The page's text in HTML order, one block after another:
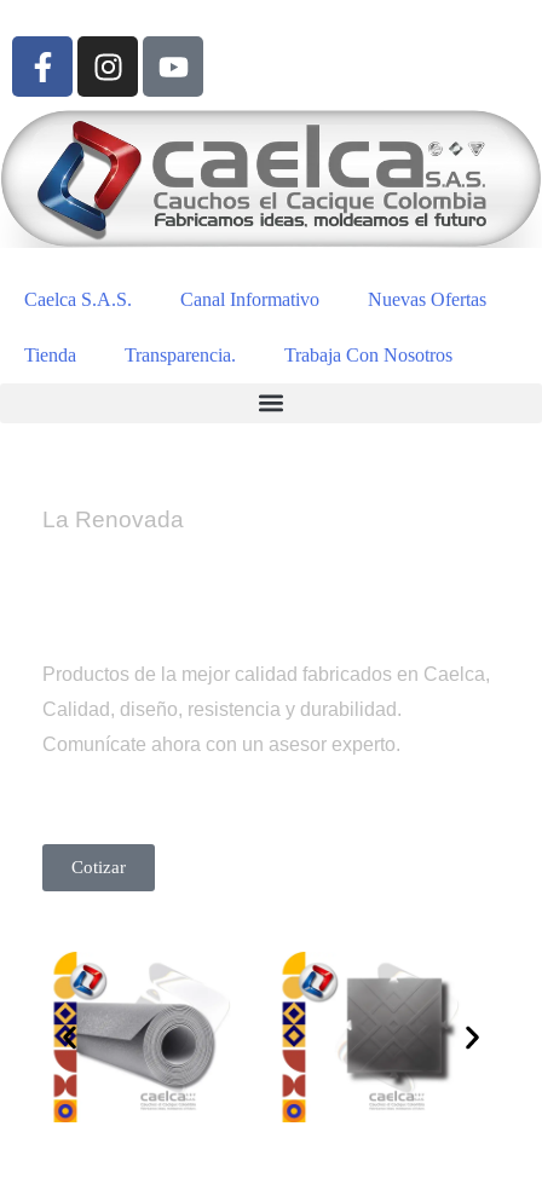
Caelca S.A.S. Canal Informativo Nuevas Ofertas
Tienda Transparencia. Trabaja Con Nosotros
La Renovada
Productos de la mejor calidad fabricados en Caelca,
Calidad, diseño, resistencia y durabilidad.
Comunícate ahora con un asesor experto.
Cotizar